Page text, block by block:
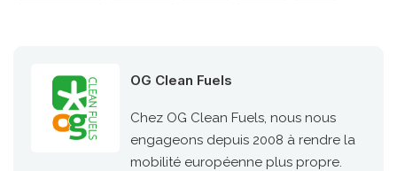
OG Clean Fuels
Chez OG Clean Fuels, nous nous
engageons depuis 2008 à rendre la
mobilité européenne plus propre.